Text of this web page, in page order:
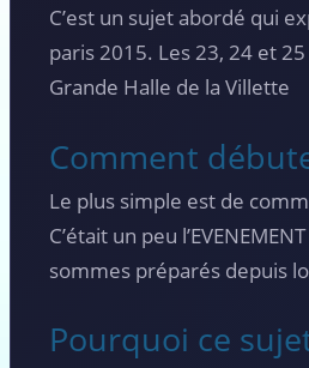
C’est un sujet abordé qui
paris 2015. Les 23, 24 et
Grande Halle de la Villette
Comment
Le plus simple est de
C’était un peu
sommes préparés depuis
Pourquoi ce